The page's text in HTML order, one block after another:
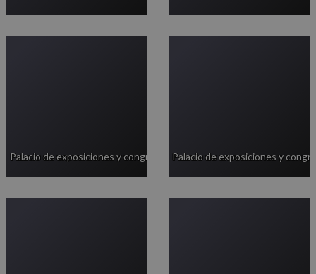
Palacio de exposiciones y congresos Palacio de exposiciones y